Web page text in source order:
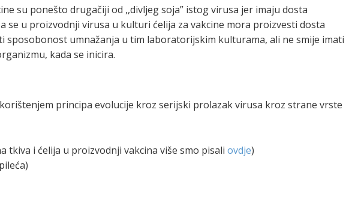
su ponešto drugačiji od ,,divljeg soja” istog virusa jer imaju dosta
se u proizvodnji virusa u kulturi ćelija za vakcine mora proizvesti dosta
sposobonost umnažanja u tim laboratorijskim kulturama, ali ne smije imati
kada se inicira.
principa evolucije kroz serijski prolazak virusa kroz strane vrste
tkiva i ćelija u proizvodnji vakcina više smo pisaliovdje)